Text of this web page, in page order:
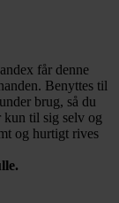
får denne
Benyttes til
brug, så du
kun til sig selv og
og hurtigt rives